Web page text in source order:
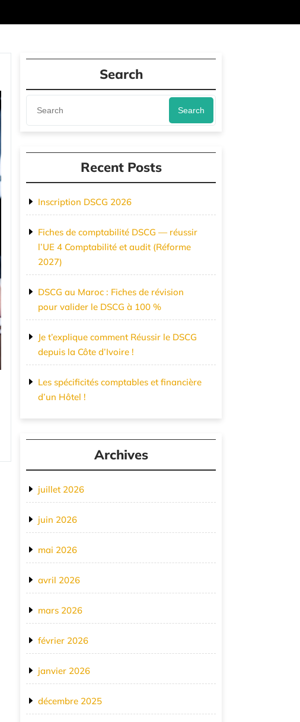
Search
Search
Recent Posts
Inscription DSCG 2026
Fiches de comptabilité DSCG — réussir
l’UE 4 Comptabilité et audit (Réforme
2027)
DSCG au Maroc : Fiches de révision
pour valider le DSCG à 100 %
Je t’explique comment Réussir le DSCG
depuis la Côte d’Ivoire !
Les spécificités comptables et financière
d’un Hôtel !
Archives
juillet 2026
juin 2026
mai 2026
avril 2026
mars 2026
février 2026
janvier 2026
décembre 2025